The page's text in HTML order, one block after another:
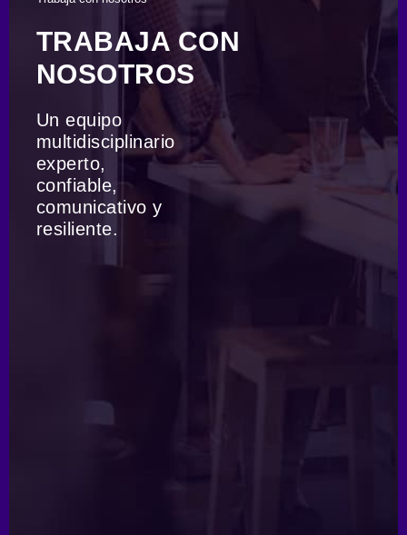
TRABAJA CON
NOSOTROS
Un equipo
multidisciplinario
experto,
confiable,
comunicativo y
resiliente.